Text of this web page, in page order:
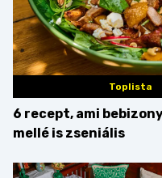
Toplista
6 recept, ami
mellé is zseniális